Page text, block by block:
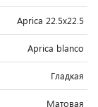
Aprica 22.5x22.5
Aprica blanco
Гладкая
Матовая